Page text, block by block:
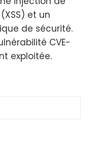
et un
de sécurité.
CVE-
exploitée.